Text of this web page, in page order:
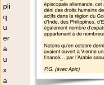
pli
q
u
er
a
u
x
a